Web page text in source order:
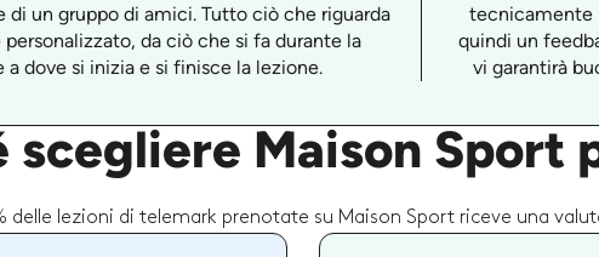
di un gruppo di amici. Tutto ciò che riguarda
personalizzato, da ciò che si fa durante la
a dove si inizia e si finisce la lezione.
tecnicamente
quindi un
vi garantirà
scegliere Maison Sport
delle lezioni di telemark prenotate su Maison Sport riceve una